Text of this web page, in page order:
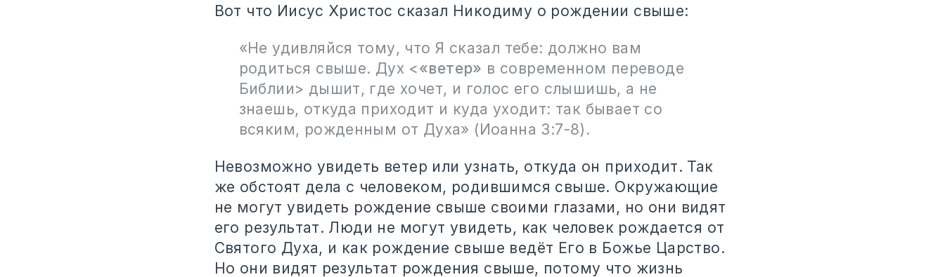
Вот что Иисус Христос сказал Никодиму о рождении свыше:
«Не удивляйся тому, что Я сказал тебе: должно вам
родиться свыше. Дух <«ветер» в современном переводе
Библии> дышит, где хочет, и голос его слышишь, а не
знаешь, откуда приходит и куда уходит: так бывает со
всяким, рожденным от Духа» (Иоанна 3:7-8).
Невозможно увидеть ветер или узнать, откуда он приходит. Так
же обстоят дела с человеком, родившимся свыше. Окружающие
не могут увидеть рождение свыше своими глазами, но они видят
его результат. Люди не могут увидеть, как человек рождается от
Святого Духа, и как рождение свыше ведёт Его в Божье Царство.
Но они видят результат рождения свыше, потому что жизнь